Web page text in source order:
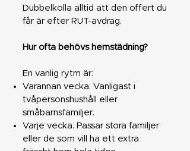
Dubbelkolla alltid att den offert du
får är efter RUT-avdrag.
Hur ofta behövs hemstädning?
En vanlig rytm är:
Varannan vecka: Vanligast i
tvåpersonshushåll eller
småbarnsfamiljer.
Varje vecka: Passar stora familjer
eller de som vill ha ett extra